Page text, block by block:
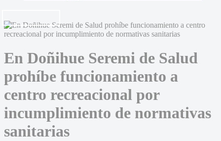
En Doñihue Seremi de Salud
prohíbe funcionamiento a
centro recreacional por
incumplimiento de normativas
sanitarias